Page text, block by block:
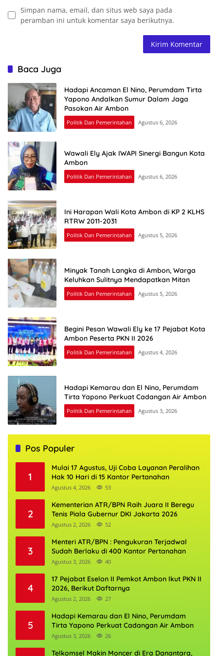
Simpan nama, email, dan situs web saya pada
peramban ini untuk komentar saya berikutnya.
Baca Juga
Hadapi Ancaman El Nino, Perumdam Tirta
Yapono Andalkan Sumur Dalam Jaga
Pasokan Air Ambon
Politik Dan Pemerintahan Agustus 6, 2026
Wawali Ely Ajak IWAPI Sinergi Bangun Kota
Ambon
Politik Dan Pemerintahan Agustus 6, 2026
Ini Harapan Wali Kota Ambon di KP 2 KLHS
RTRW 2011-2031
Politik Dan Pemerintahan Agustus 5, 2026
Minyak Tanah Langka di Ambon, Warga
Keluhkan Sulitnya Mendapatkan Mitan
Politik Dan Pemerintahan Agustus 5, 2026
Begini Pesan Wawali Ely ke 17 Pejabat Kota
Ambon Peserta PKN II 2026
Politik Dan Pemerintahan Agustus 4, 2026
Hadapi Kemarau dan El Nino, Perumdam
Tirta Yapono Perkuat Cadangan Air Ambon
Politik Dan Pemerintahan Agustus 3, 2026
Pos Populer
1
Mulai 17 Agustus, Uji Coba Layanan Peralihan
Hak 10 Hari di 15 Kantor Pertanahan
Agustus 4, 2026 53
2
Kementerian ATR/BPN Raih Juara II Beregu
Tenis Piala Gubernur DKI Jakarta 2026
Agustus 2, 2026 52
3
Menteri ATR/BPN : Pengukuran Terjadwal
Sudah Berlaku di 400 Kantor Pertanahan
Agustus 3, 2026 40
4
17 Pejabat Eselon II Pemkot Ambon Ikut PKN II
2026, Berikut Daftarnya
Agustus 2, 2026 27
5
Hadapi Kemarau dan El Nino, Perumdam
Tirta Yapono Perkuat Cadangan Air Ambon
Agustus 3, 2026 26
Telkomsel Makin Moncer di Era Danantara,